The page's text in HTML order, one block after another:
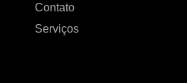
Contato
Serviços